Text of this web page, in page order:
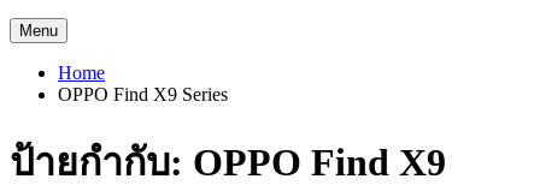
Menu
Home
OPPO Find X9 Series
ป้ายกำกับ: OPPO Find X9